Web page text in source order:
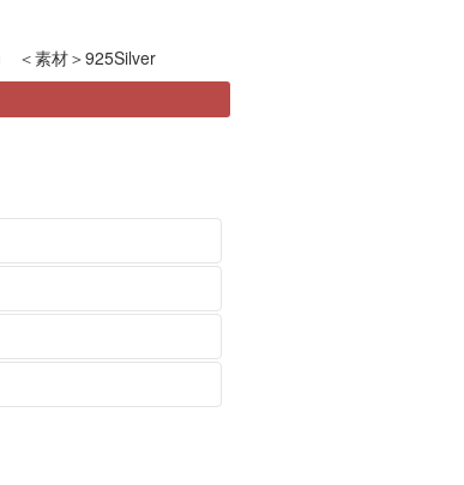
＜素材＞925Silver
、チェーンのみの注文
ます。変化する風合い
さい。
望のかたはcontactより
のついた袋など）に入
必ず事前にcontactから